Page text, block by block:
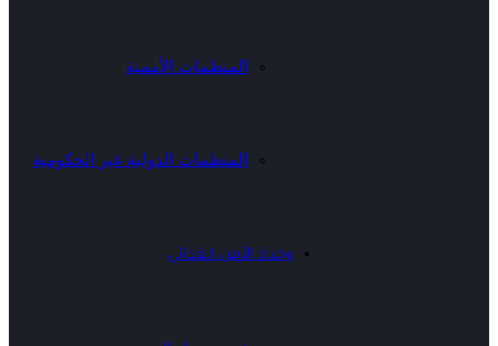
المنظمات الأممية
المنظمات الدولية غير الحكومية
وحدة الأمن الغذائي